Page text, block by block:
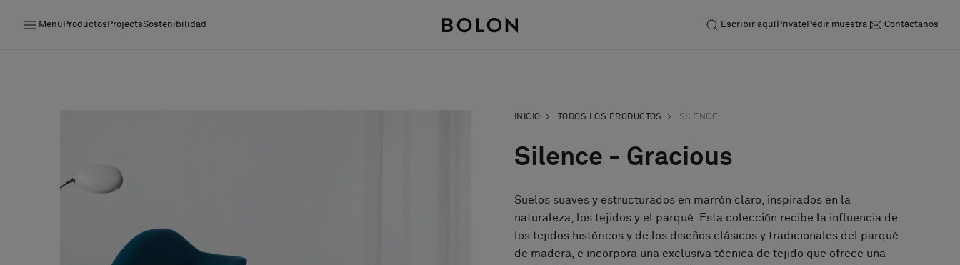
Menu Productos ProjectsSostenibilidad Escribir aquí PrivatePedir muestra Contáctanos
Instalación
INICIO TODOS LOS PRODUCTOS SILENCE
Silence - Gracious
Suelos suaves y estructurados en marrón claro, inspirados en la
naturaleza, los tejidos y el parqué. Esta colección recibe la influencia de
los tejidos históricos y de los diseños clásicos y tradicionales del parqué
de madera, e incorpora una exclusiva técnica de tejido que ofrece una